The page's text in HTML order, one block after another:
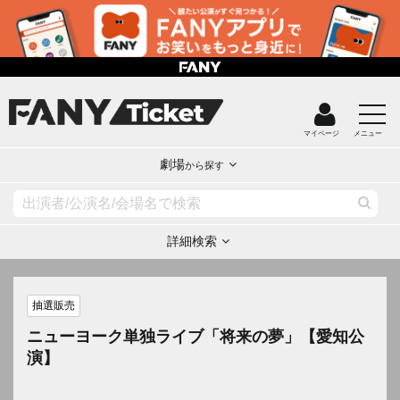
マイページ メニュー
劇場から探す
詳細検索
抽選販売
ニューヨーク単独ライブ「将来の夢」【愛知公
演】